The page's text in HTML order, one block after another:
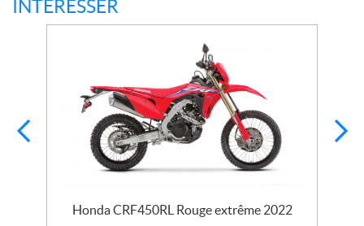
INTÉRESSER
Honda CRF450RL Rouge extrême 2022